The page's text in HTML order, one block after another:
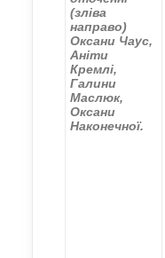
(зліва
направо)
Оксани Чаус,
Аніти
Кремлі,
Галини
Маслюк,
Оксани
Наконечної.